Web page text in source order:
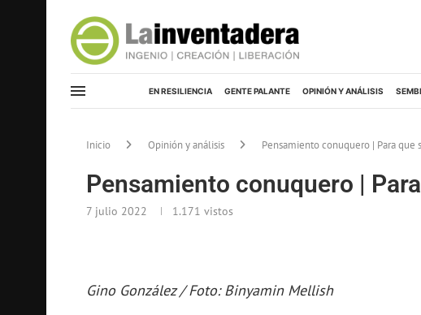
EN RESILIENCIA GENTE PALANTE OPINIÓN Y ANÁLISIS
Inicio Opinión y análisis Pensamiento conuquero | Para que
Pensamiento conuquero |
7 julio 2022 1.171 vistos
Gino González / Foto: Binyamin Mellish